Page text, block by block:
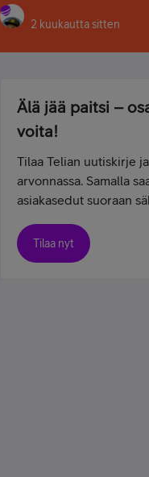
2 kuukautta sitten
Älä jää paitsi –
voita!
Tilaa Telian uutiskirje
arvonnassa. Samalla
asiakasedut suoraan
Tilaa nyt